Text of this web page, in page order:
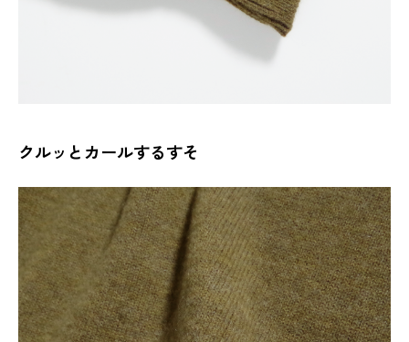
クルッとカールするすそ